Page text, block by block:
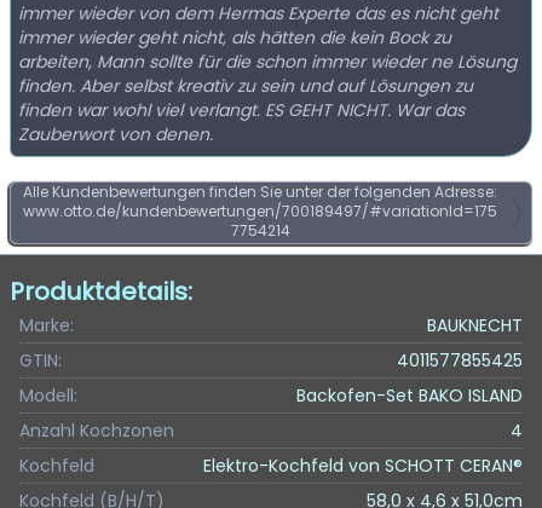
immer wieder von dem Hermas Experte das es nicht geht
immer wieder geht nicht, als hätten die kein Bock zu
arbeiten, Mann sollte für die schon immer wieder ne Lösung
finden. Aber selbst kreativ zu sein und auf Lösungen zu
finden war wohl viel verlangt. ES GEHT NICHT. War das
Zauberwort von denen.
Alle Kundenbewertungen finden Sie unter der folgenden Adresse:
www.otto.de/kundenbewertungen/700189497/#variationId=175
7754214
Produktdetails:
Marke:
BAUKNECHT
GTIN:
4011577855425
Modell:
Backofen-Set BAKO ISLAND
Anzahl Kochzonen
4
Kochfeld
Elektro-Kochfeld von SCHOTT CERAN®
Kochfeld (B/H/T)
58,0 x 4,6 x 51,0cm